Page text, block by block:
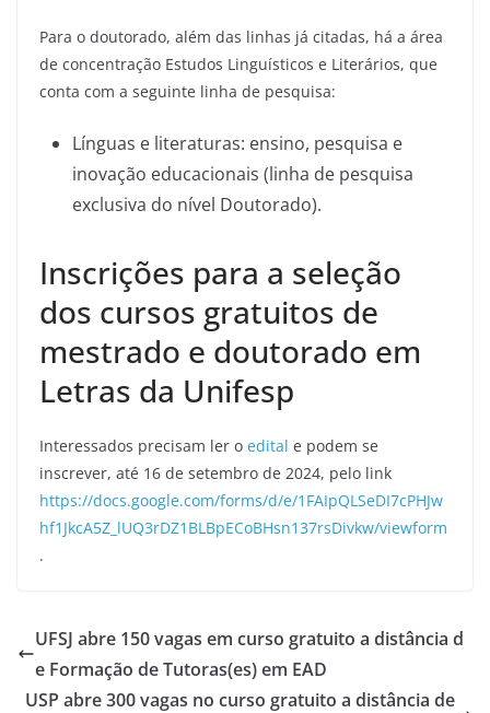
Para o doutorado, além das linhas já citadas, há a área
de concentração Estudos Linguísticos e Literários, que
conta com a seguinte linha de pesquisa:
Línguas e literaturas: ensino, pesquisa e
inovação educacionais (linha de pesquisa
exclusiva do nível Doutorado).
Inscrições para a seleção
dos cursos gratuitos de
mestrado e doutorado em
Letras da Unifesp
Interessados precisam ler o edital e podem se
inscrever, até 16 de setembro de 2024, pelo link
https://docs.google.com/forms/d/e/1FAIpQLSeDI7cPHJw
hf1JkcA5Z_lUQ3rDZ1BLBpECoBHsn137rsDivkw/viewform
.
UFSJ abre 150 vagas em curso gratuito a distância d
e Formação de Tutoras(es) em EAD
USP abre 300 vagas no curso gratuito a distância de